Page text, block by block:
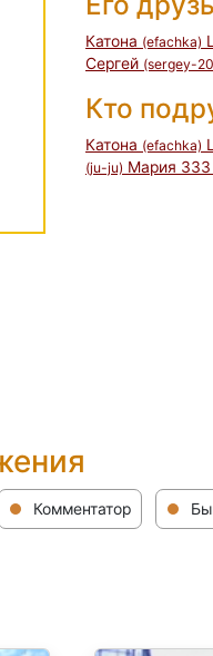
Катона (efachka)
Сергей (sergey-
Кто
Катона (efachka)
(ju-ju) Мария 333
Комментатор